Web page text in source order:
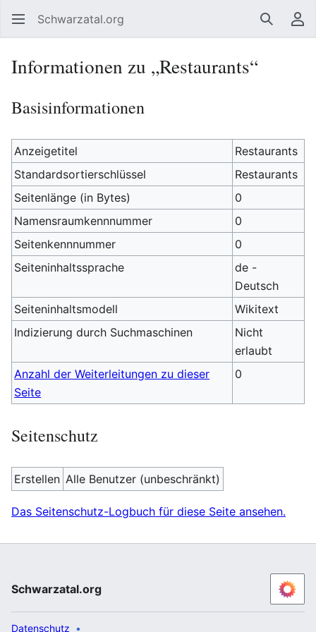
Schwarzatal.org Suchen
Informationen zu „Restaurants“
Basisinformationen
Anzeigetitel
Restaurants
Standardsortierschlüssel
Restaurants
Seitenlänge (in Bytes)
0
Namensraumkennnummer
0
Seitenkennnummer
0
Seiteninhaltssprache
de -
Deutsch
Seiteninhaltsmodell
Wikitext
Indizierung durch Suchmaschinen
Nicht
erlaubt
Anzahl der Weiterleitungen zu dieser
Seite
0
Seitenschutz
Erstellen Alle Benutzer (unbeschränkt)
Das Seitenschutz-Logbuch für diese Seite ansehen.
Schwarzatal.org
Datenschutz